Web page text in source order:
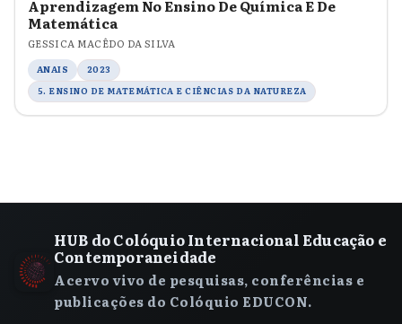
Aprendizagem No Ensino De Química E De
Matemática
GESSICA MACÊDO DA SILVA
ANAIS
2023
5. ENSINO DE MATEMÁTICA E CIÊNCIAS DA NATUREZA
HUB do Colóquio Internacional Educação e
Contemporaneidade
Acervo vivo de pesquisas, conferências e
publicações do Colóquio EDUCON.